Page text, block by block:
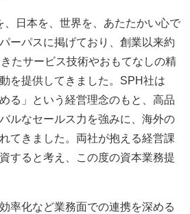
、日本を、世界を、あたたかい心で
ーパスに掲げており、創業以来約
たサービス技術やおもてなしの精
を提供してきました。SPH社は
る」という経営理念のもと、高品
ルなセールス力を強みに、海外の
てきました。両社が抱える経営課
すると考え、この度の資本業務提
率化など業務面での連携を深める